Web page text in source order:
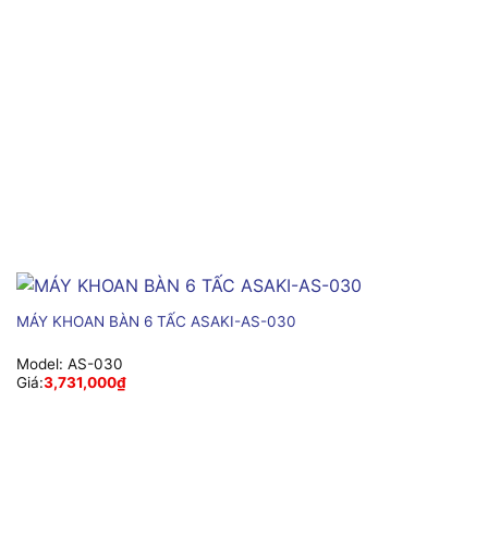
MÁY KHOAN BÀN 6 TẤC ASAKI-AS-030
Model: AS-030
Giá:3,731,000₫